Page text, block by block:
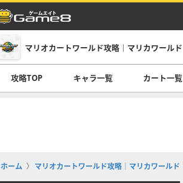
マリオカートワールド攻略｜マリカワールド
攻略TOP キャラ一覧 カート一覧
ホーム マリオカートワールド攻略｜マリカワールド